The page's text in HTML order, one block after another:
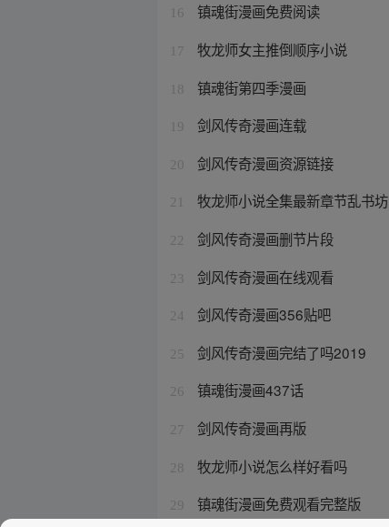
16 镇魂街漫画免费阅读
17 牧龙师女主推倒顺序小说
18 镇魂街第四季漫画
19 剑风传奇漫画连载
20 剑风传奇漫画资源链接
21 牧龙师小说全集最新章节乱书坊
22 剑风传奇漫画删节片段
23 剑风传奇漫画在线观看
24 剑风传奇漫画356贴吧
25 剑风传奇漫画完结了吗2019
26 镇魂街漫画437话
27 剑风传奇漫画再版
28 牧龙师小说怎么样好看吗
29 镇魂街漫画免费观看完整版